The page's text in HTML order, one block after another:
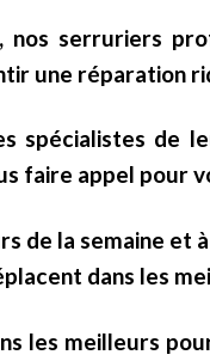
nos serruriers
une réparation
spécialistes de
faire appel pour
de la semaine et
dans les
les meilleurs